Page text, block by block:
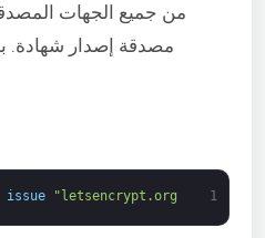
1
issue "letsencrypt.org"